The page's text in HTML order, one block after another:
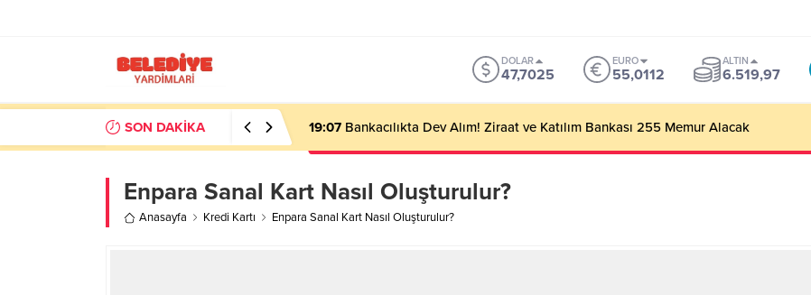
DOLAR
47,7025
EURO
55,0112
ALTIN
6.519,97
SON DAKİKA 19:07 Bankacılıkta Dev Alım! Ziraat ve Katılım Bankası 255 Memur Alacak
Enpara Sanal Kart Nasıl Oluşturulur?
Anasayfa Kredi Kartı Enpara Sanal Kart Nasıl Oluşturulur?